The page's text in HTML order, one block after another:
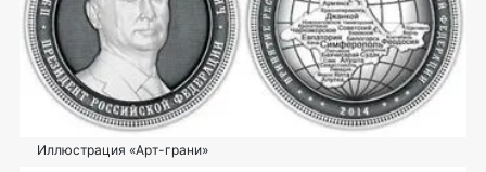
Иллюстрация «Арт-грани»